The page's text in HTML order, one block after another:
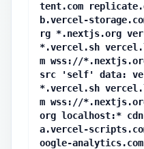
tent.com
b.vercel-
rg *.nextjs.org
*.vercel.sh
m wss://
src 'self' data:
*.vercel.sh
m wss://
org localhost:*
a.vercel-
oogle-analytics.com